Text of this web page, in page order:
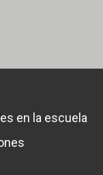
en la escuela